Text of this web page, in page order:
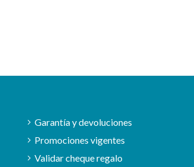
Garantía y devoluciones
Promociones vigentes
Validar cheque regalo